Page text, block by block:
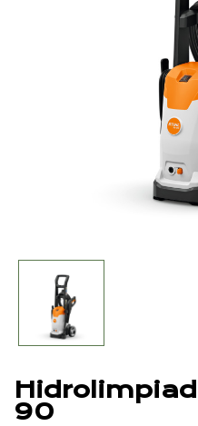
90